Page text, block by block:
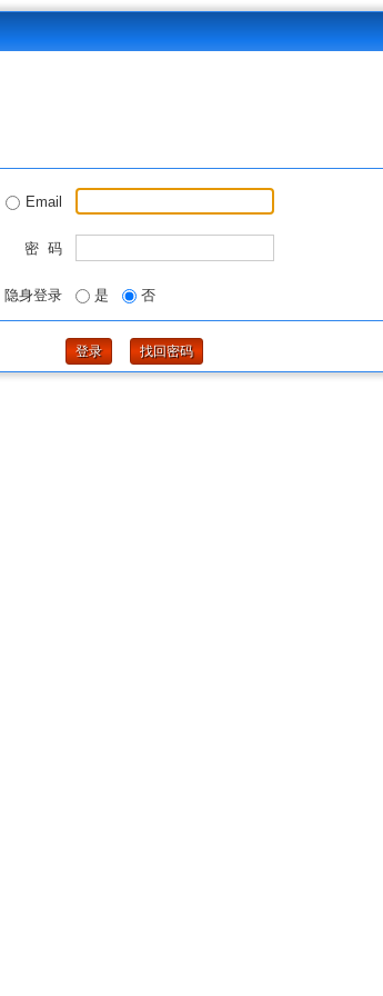
Email
密 码
隐身登录 是 否